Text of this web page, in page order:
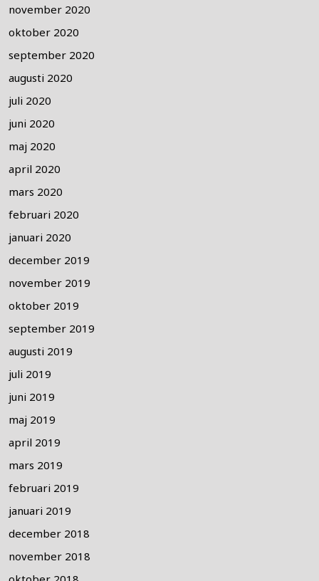
november 2020
oktober 2020
september 2020
augusti 2020
juli 2020
juni 2020
maj 2020
april 2020
mars 2020
februari 2020
januari 2020
december 2019
november 2019
oktober 2019
september 2019
augusti 2019
juli 2019
juni 2019
maj 2019
april 2019
mars 2019
februari 2019
januari 2019
december 2018
november 2018